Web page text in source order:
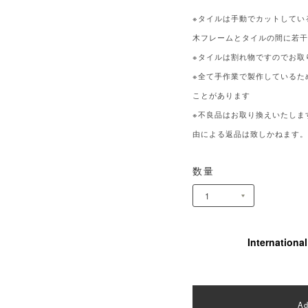
※タイルは手動でカットして
木フレームとタイルの間に若
※タイルは割れ物ですのでお
※全て手作業で製作している
ことがあります
※不良品はお取り換えいたし
由による返品は致しかねます。
数量